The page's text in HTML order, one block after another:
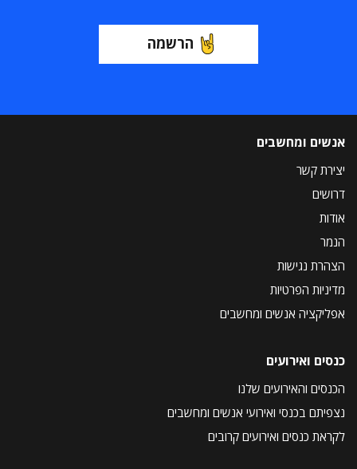
הרשמה
אנשים ומחשבים
יצירת קשר
דרושים
אודות
הנמר
הצהרת נגישות
מדיניות הפרטיות
אפליקציה אנשים ומחשבים
כנסים ואירועים
הכנסים והאירועים שלנו
נצפיתם בכנסי ואירועי אנשים ומחשבים
לקראת כנסים ואירועים קרובים